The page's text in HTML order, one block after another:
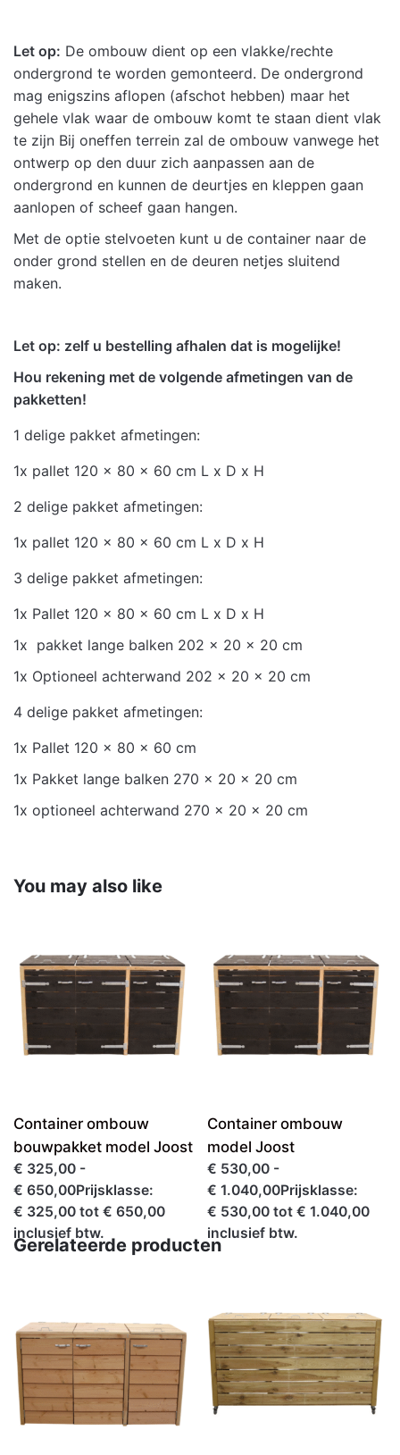
Let op: De ombouw dient op een vlakke/rechte
ondergrond te worden gemonteerd. De ondergrond
mag enigszins aflopen (afschot hebben) maar het
gehele vlak waar de ombouw komt te staan dient vlak
te zijn Bij oneffen terrein zal de ombouw vanwege het
ontwerp op den duur zich aanpassen aan de
ondergrond en kunnen de deurtjes en kleppen gaan
aanlopen of scheef gaan hangen.
Met de optie stelvoeten kunt u de container naar de
onder grond stellen en de deuren netjes sluitend
maken.
Let op: zelf u bestelling afhalen dat is mogelijke!
Hou rekening met de volgende afmetingen van de
pakketten!
1 delige pakket afmetingen:
1x pallet 120 x 80 x 60 cm L x D x H
2 delige pakket afmetingen:
1x pallet 120 x 80 x 60 cm L x D x H
3 delige pakket afmetingen:
1x Pallet 120 x 80 x 60 cm L x D x H
1x pakket lange balken 202 x 20 x 20 cm
1x Optioneel achterwand 202 x 20 x 20 cm
4 delige pakket afmetingen:
1x Pallet 120 x 80 x 60 cm
1x Pakket lange balken 270 x 20 x 20 cm
1x optioneel achterwand 270 x 20 x 20 cm
You may also like
Container ombouw
bouwpakket model Joost
€ 325,00 -
€ 650,00Prijsklasse:
€ 325,00 tot € 650,00
inclusief btw.
Container ombouw
model Joost
€ 530,00 -
€ 1.040,00Prijsklasse:
€ 530,00 tot € 1.040,00
inclusief btw.
Gerelateerde producten